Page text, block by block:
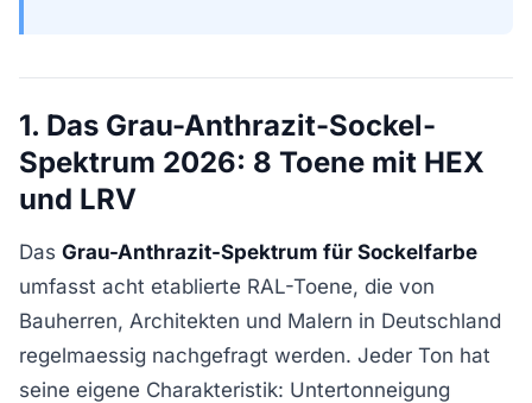
1. Das Grau-Anthrazit-Sockel-
Spektrum 2026: 8 Toene mit HEX
und LRV
Das Grau-Anthrazit-Spektrum für Sockelfarbe
umfasst acht etablierte RAL-Toene, die von
Bauherren, Architekten und Malern in Deutschland
regelmaessig nachgefragt werden. Jeder Ton hat
seine eigene Charakteristik: Untertonneigung